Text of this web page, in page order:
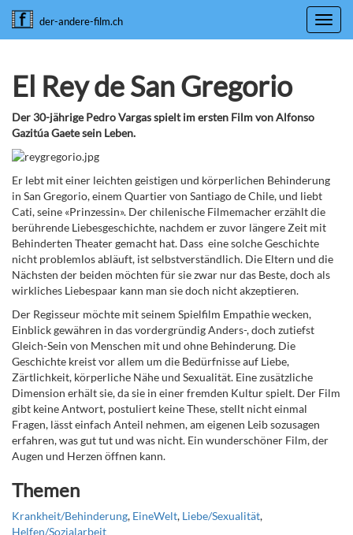
der-andere-film.ch
El Rey de San Gregorio
Der 30-jährige Pedro Vargas spielt im ersten Film von Alfonso
Gazitúa Gaete sein Leben.
Er lebt mit einer leichten geistigen und körperlichen Behinderung
in San Gregorio, einem Quartier von Santiago de Chile, und liebt
Cati, seine «Prinzessin». Der chilenische Filmemacher erzählt die
berührende Liebesgeschichte, nachdem er zuvor längere Zeit mit
Behinderten Theater gemacht hat. Dass eine solche Geschichte
nicht problemlos abläuft, ist selbstverständlich. Die Eltern und die
Nächsten der beiden möchten für sie zwar nur das Beste, doch als
wirkliches Liebespaar kann man sie doch nicht akzeptieren.
Der Regisseur möchte mit seinem Spielfilm Empathie wecken,
Einblick gewähren in das vordergründig Anders-, doch zutiefst
Gleich-Sein von Menschen mit und ohne Behinderung. Die
Geschichte kreist vor allem um die Bedürfnisse auf Liebe,
Zärtlichkeit, körperliche Nähe und Sexualität. Eine zusätzliche
Dimension erhält sie, da sie in einer fremden Kultur spielt. Der Film
gibt keine Antwort, postuliert keine These, stellt nicht einmal
Fragen, lässt einfach Anteil nehmen, am eigenen Leib sozusagen
erfahren, was gut tut und was nicht. Ein wunderschöner Film, der
Augen und Herzen öffnen kann.
Themen
Krankheit/Behinderung, EineWelt, Liebe/Sexualität,
Helfen/Sozialarbeit